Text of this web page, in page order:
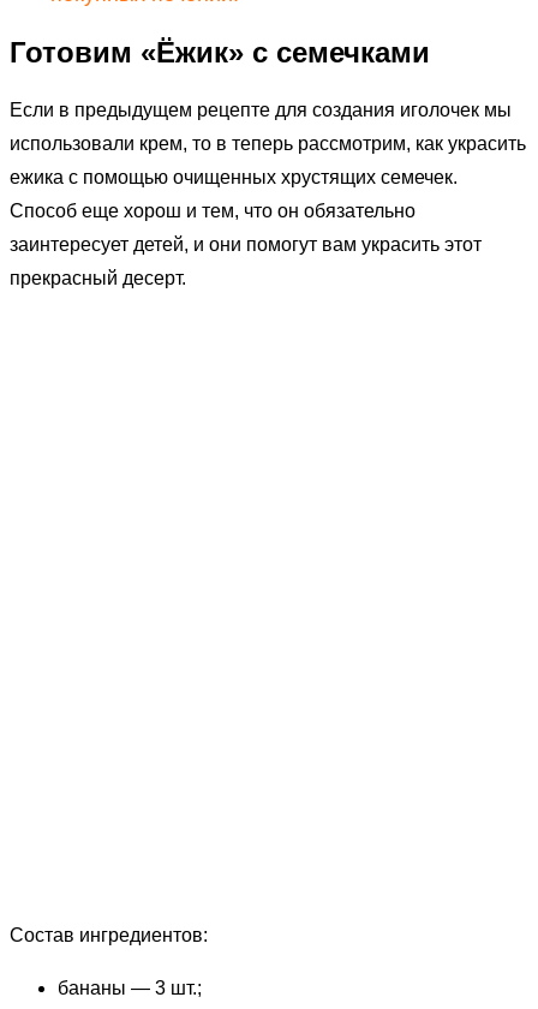
Готовим «Ёжик» с семечками
Если в предыдущем рецепте для создания иголочек мы
использовали крем, то в теперь рассмотрим, как украсить
ежика с помощью очищенных хрустящих семечек.
Способ еще хорош и тем, что он обязательно
заинтересует детей, и они помогут вам украсить этот
прекрасный десерт.
Состав ингредиентов:
бананы — 3 шт.;